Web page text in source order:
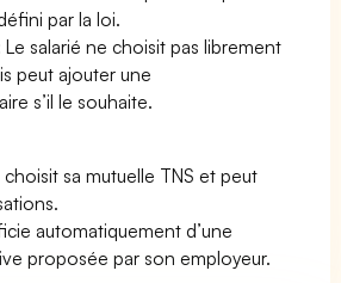
par la loi.
Le salarié ne choisit pas librement
peut ajouter une
s’il le souhaite.
choisit sa mutuelle TNS et peut
automatiquement d’une
proposée par son employeur.